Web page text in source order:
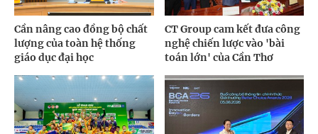
Cần nâng cao đồng bộ chất
lượng của toàn hệ thống
giáo dục đại học
CT Group cam kết đưa công
nghệ chiến lược vào 'bài
toán lớn' của Cần Thơ